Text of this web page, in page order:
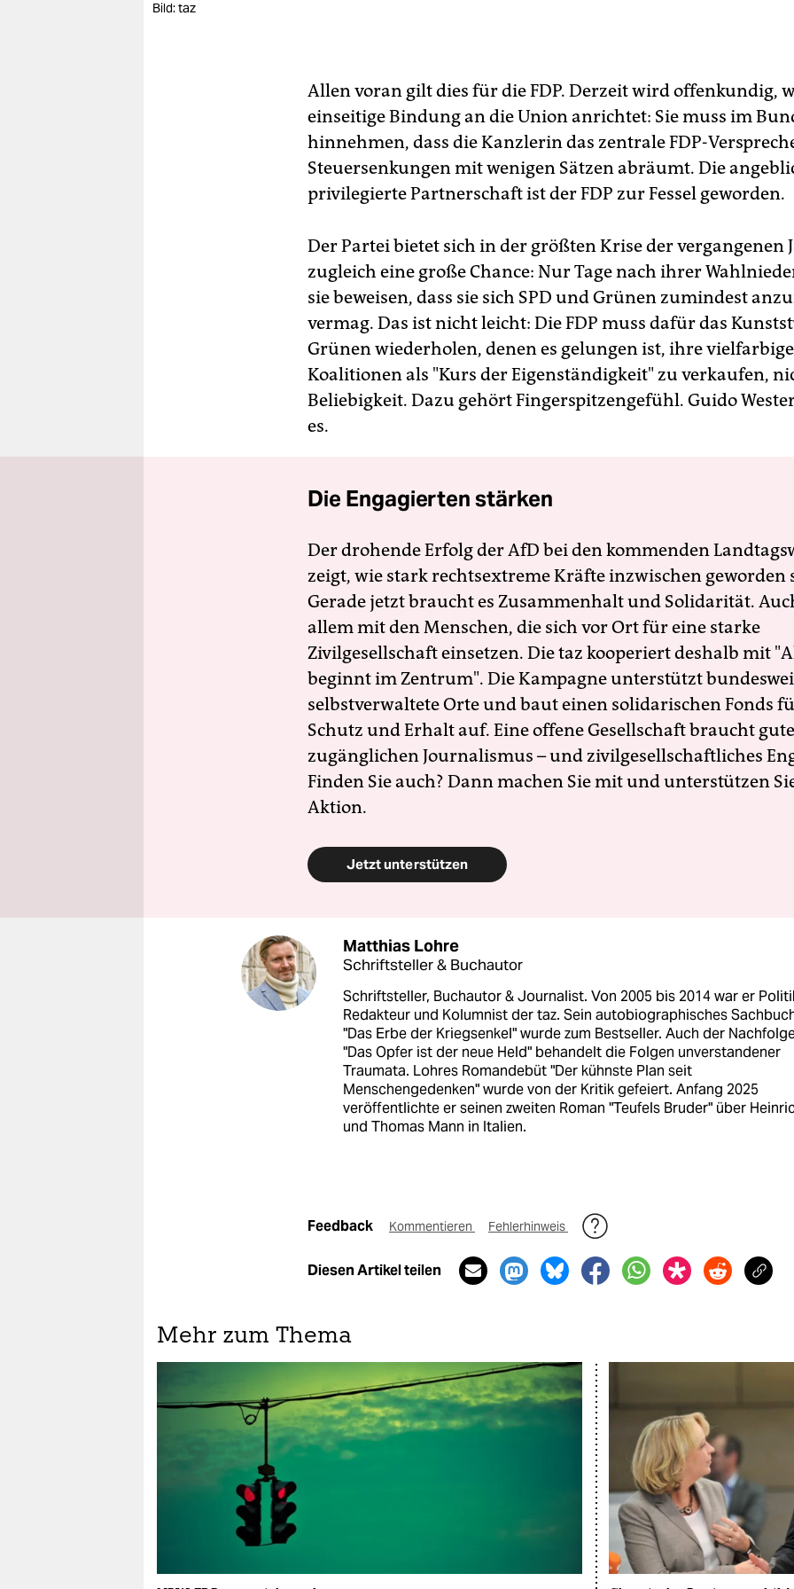
Bild: taz
Allen voran gilt dies für die FDP. Derzeit wird offenkundig,
einseitige Bindung an die Union anrichtet: Sie muss im
hinnehmen, dass die Kanzlerin das zentrale FDP-
Steuersenkungen mit wenigen Sätzen abräumt. Die
privilegierte Partnerschaft ist der FDP zur Fessel geworden.
Der Partei bietet sich in der größten Krise der vergangenen
zugleich eine große Chance: Nur Tage nach ihrer
sie beweisen, dass sie sich SPD und Grünen zumindest
vermag. Das ist nicht leicht: Die FDP muss dafür das
Grünen wiederholen, denen es gelungen ist, ihre
Koalitionen als "Kurs der Eigenständigkeit" zu verkaufen,
Beliebigkeit. Dazu gehört Fingerspitzengefühl. Guido
es.
Die Engagierten stärken
Der drohende Erfolg der AfD bei den kommenden
zeigt, wie stark rechtsextreme Kräfte inzwischen geworden
Gerade jetzt braucht es Zusammenhalt und Solidarität.
allem mit den Menschen, die sich vor Ort für eine starke
Zivilgesellschaft einsetzen. Die taz kooperiert deshalb mit
beginnt im Zentrum". Die Kampagne unterstützt
selbstverwaltete Orte und baut einen solidarischen Fonds
Schutz und Erhalt auf. Eine offene Gesellschaft braucht
zugänglichen Journalismus – und zivilgesellschaftliches
Finden Sie auch? Dann machen Sie mit und unterstützen
Aktion.
Jetzt unterstützen
Matthias Lohre
Schriftsteller & Buchautor
Schriftsteller, Buchautor & Journalist. Von 2005 bis 2014 war er
Redakteur und Kolumnist der taz. Sein autobiographisches
"Das Erbe der Kriegsenkel" wurde zum Bestseller. Auch der
"Das Opfer ist der neue Held" behandelt die Folgen unverstandener
Traumata. Lohres Romandebüt "Der kühnste Plan seit
Menschengedenken" wurde von der Kritik gefeiert. Anfang 2025
veröffentlichte er seinen zweiten Roman "Teufels Bruder" über
und Thomas Mann in Italien.
Feedback Kommentieren Fehlerhinweis
Diesen Artikel teilen
Mehr zum Thema